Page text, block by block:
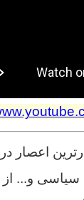
اعصار در
و... از